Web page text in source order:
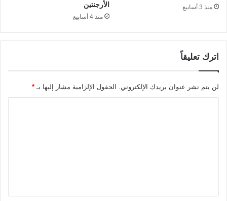
منذ 3 أسابيع
الأرجنتين
منذ 4 أسابيع
اترك تعليقاً
لن يتم نشر عنوان بريدك الإلكتروني. الحقول الإلزامية مشار إليها بـ *
ق